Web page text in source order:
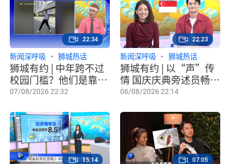
狮城有约 | 中年跨不过
校园门槛？他们是靠
“韩风”圈粉、为兴趣
新闻深呼吸 狮城热话
07/08/2026 22:32
22:34
狮城有约 | 以“声”传
情 国庆庆典旁述员畅谈
幕后工作
新闻深呼吸 狮城热话
06/08/2026 22:14
22:23
15:14 07:05